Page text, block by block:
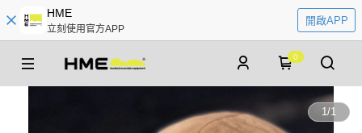
HME
立刻使用官方APP
開啟APP
0
1/1